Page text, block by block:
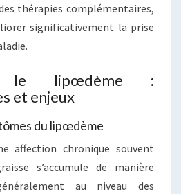
thérapies complémentaires,
significativement la prise
le lipœdème :
et enjeux
du lipœdème
affection chronique souvent
s’accumule de manière
au niveau des